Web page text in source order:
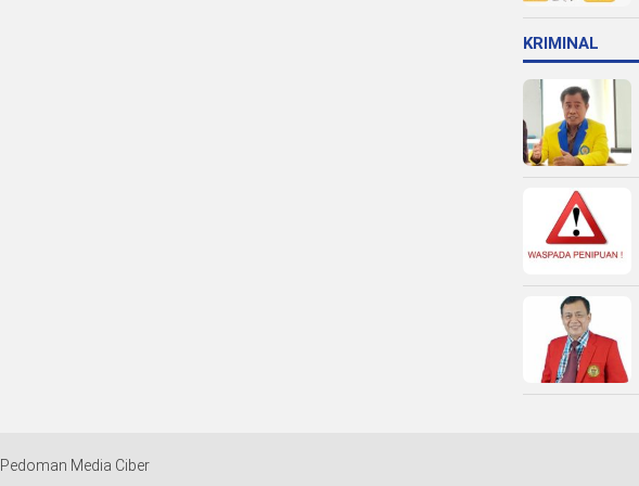
KRIMINAL
Pedoman Media Ciber